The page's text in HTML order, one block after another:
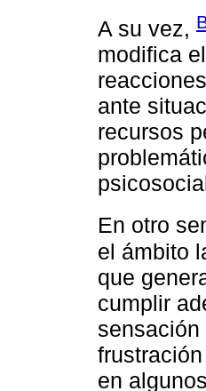
A su vez,
modifica
ante
recursos
En otro
el ámbito
que
cumplir
en